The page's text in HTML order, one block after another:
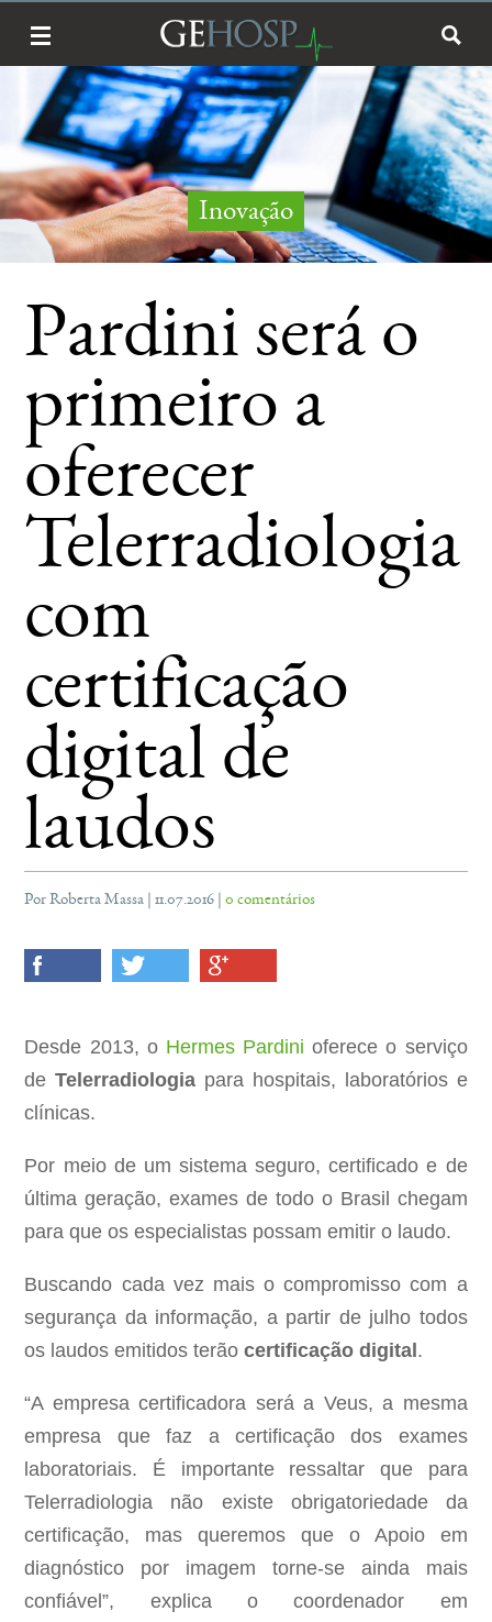
Inovação
Pardini será o
primeiro a
oferecer
Telerradiologia
com
certificação
digital de
laudos
Por Roberta Massa | 11.07.2016 |0 comentários
Desde 2013, o Hermes Pardini oferece o serviço
deTelerradiologia para hospitais, laboratórios e
clínicas.
Por meio de um sistema seguro, certificado e de
última geração, exames de todo o Brasil chegam
para que os especialistas possam emitir o laudo.
Buscando cada vez mais o compromisso com a
segurança da informação, a partir de julho todos
os laudos emitidos terãocertificação digital .
“A empresa certificadora será a Veus, a mesma
empresa que faz a certificação dos exames
laboratoriais. É importante ressaltar que para
Telerradiologia não existe obrigatoriedade da
certificação, mas queremos que o Apoio em
diagnóstico por imagem torne-se ainda mais
confiável”, explica o coordenador em